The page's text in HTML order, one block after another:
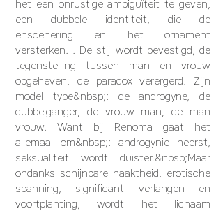
het een onrustige ambiguïteit te geven,
een dubbele identiteit, die de
enscenering en het ornament
versterken. . De stijl wordt bevestigd, de
tegenstelling tussen man en vrouw
opgeheven, de paradox verergerd. Zijn
model type&nbsp;: de androgyne, de
dubbelganger, de vrouw man, de man
vrouw. Want bij Renoma gaat het
allemaal om&nbsp;: androgynie heerst,
seksualiteit wordt duister.&nbsp;Maar
ondanks schijnbare naaktheid, erotische
spanning, significant verlangen en
voortplanting, wordt het lichaam